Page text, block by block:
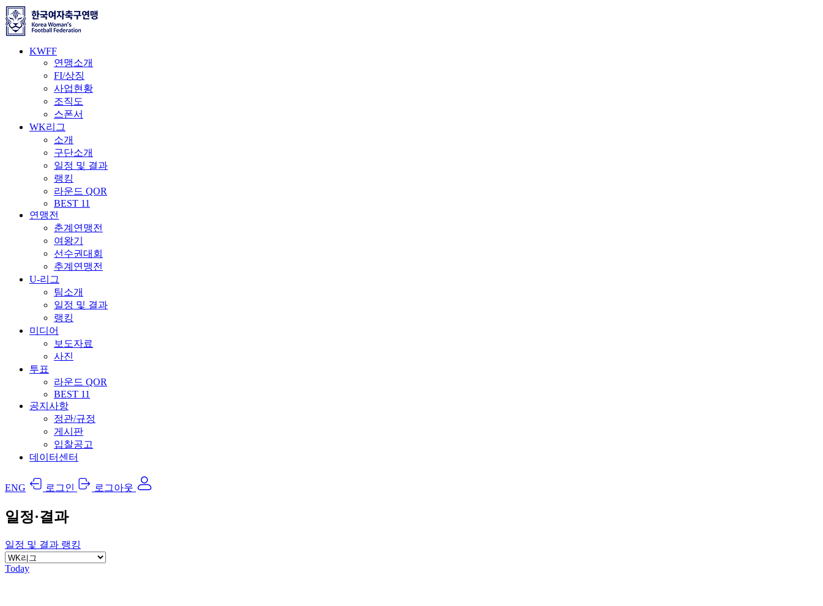
KWFF
연맹소개
FI/상징
사업현황
조직도
스폰서
WK리그
소개
구단소개
일정 및 결과
랭킹
라운드 QOR
BEST 11
연맹전
춘계연맹전
여왕기
선수권대회
추계연맹전
U-리그
팀소개
일정 및 결과
랭킹
미디어
보도자료
사진
투표
라운드 QOR
BEST 11
공지사항
정관/규정
게시판
입찰공고
데이터센터
ENG 로그인 로그아웃
일정·결과
일정 및 결과 랭킹
Today